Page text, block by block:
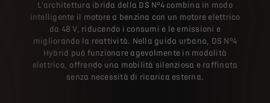
L'architettura ibrida della DS N°4 combina in modo
intelligente il motore a benzina con un motore elettrico
da 48 V, riducendo i consumi e le emissioni e
migliorando la reattività. Nella guida urbana, DS N°4
Hybrid può funzionare agevolmente in modalità
elettrica, offrendo una mobilità silenziosa e raffinata
senza necessità di ricarica esterna.